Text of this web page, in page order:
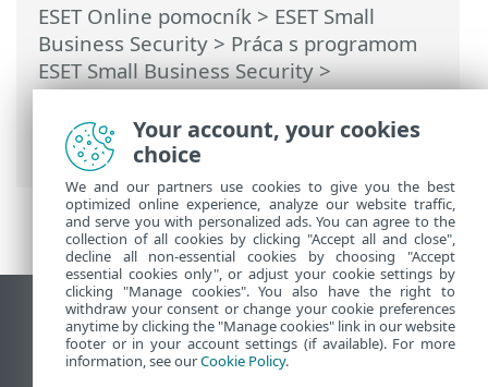
ESET Online pomocník > ESET Small
Business Security > Práca s programom
ESET Small Business Security>
Nastavenia>Ochrana siete> Dialógové
okná – ochrana siete > Odchádzajúca
dôveryhodná komunikácia
Zobraziť stránku ako na počítači
End of Life
Databáza znalostí ESET
Your account, your cookies
choice
We and our partners use cookies to give you the best
optimized online experience, analyze our website traffic,
and serve you with personalized ads. You can agree to the
collection of all cookies by clicking "Accept all and close",
decline all non-essential cookies by choosing "Accept
essential cookies only", or adjust your cookie settings by
clicking "Manage cookies". You also have the right to
withdraw your consent or change your cookie preferences
anytime by clicking the "Manage cookies" link in our website
footer or in your account settings (if available). For more
information, see ourCookie Policy.